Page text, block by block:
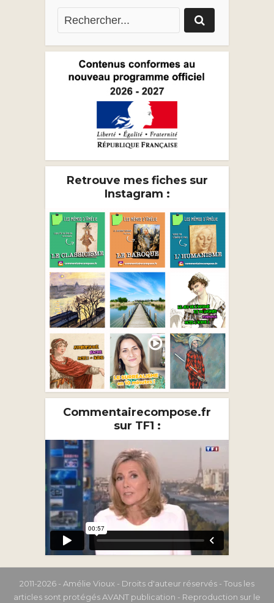
Retrouve mes fiches sur
Instagram :
Commentairecompose.fr
sur TF1 :
2011-2026 - Amélie Vioux - Droits d'auteur réservés - Tous les
articles sont protégés AVANT publication - Reproduction sur le